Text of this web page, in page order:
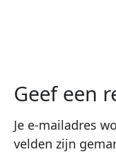
Geef een
Je e-mailadres
velden zijn